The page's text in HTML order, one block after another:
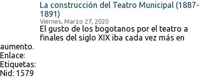
La construcción del Teatro Municipal (1887-
1891)
Viernes, Marzo 27, 2020
El gusto de los bogotanos por el teatro a
finales del siglo XIX iba cada vez más en
aumento.
Enlace:
Etiquetas:
Nid: 1579